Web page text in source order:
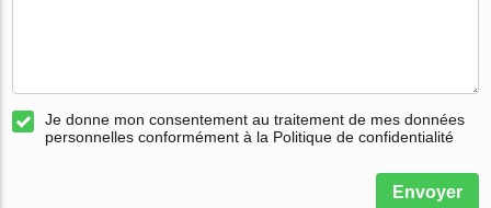
Je donne mon consentement au traitement de mes données
personnelles conformément à la Politique de confidentialité
Envoyer